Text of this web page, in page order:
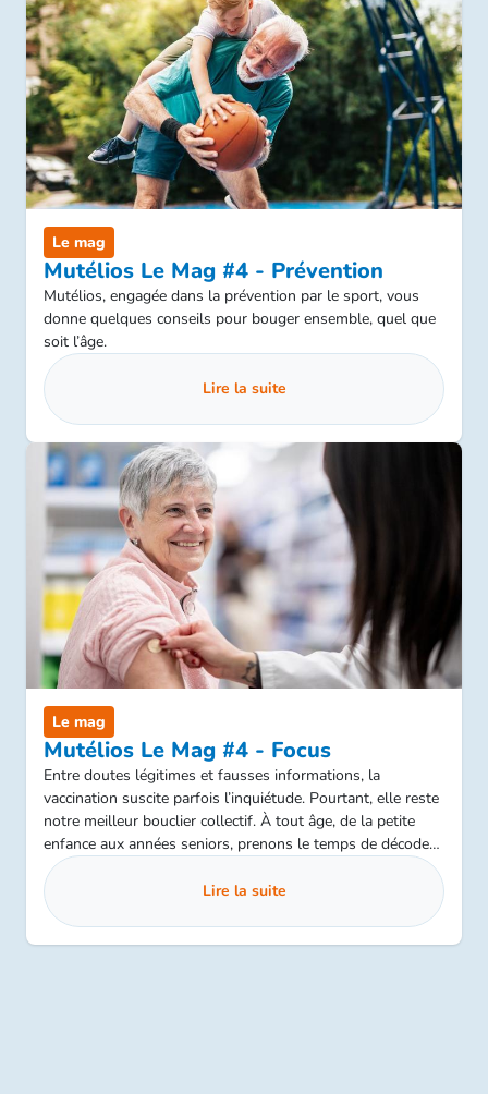
Le mag
Mutélios Le Mag #4 - Prévention
Mutélios, engagée dans la prévention par le sport, vous
donne quelques conseils pour bouger ensemble, quel que
soit l’âge.
Lire la suite
Le mag
Mutélios Le Mag #4 - Focus
Entre doutes légitimes et fausses informations, la
vaccination suscite parfois l’inquiétude. Pourtant, elle reste
notre meilleur bouclier collectif. À tout âge, de la petite
enfance aux années seniors, prenons le temps de décoder
le vrai du faux pour protéger notre santé en toute sérénité.
Lire la suite